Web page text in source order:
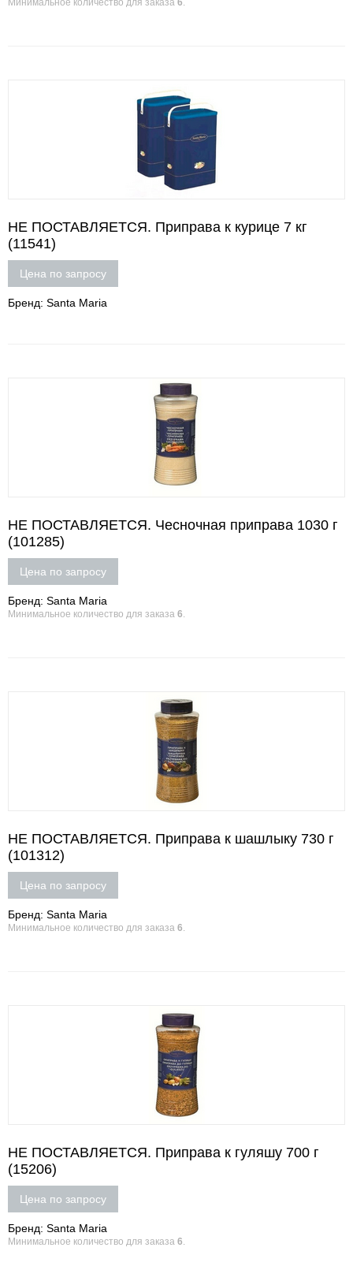
Минимальное количество для заказа 6.
НЕ ПОСТАВЛЯЕТСЯ. Приправа к курице 7 кг
(11541)
Цена по запросу
Бренд: Santa Maria
НЕ ПОСТАВЛЯЕТСЯ. Чесночная приправа 1030 г
(101285)
Цена по запросу
Бренд: Santa Maria
Минимальное количество для заказа 6.
НЕ ПОСТАВЛЯЕТСЯ. Приправа к шашлыку 730 г
(101312)
Цена по запросу
Бренд: Santa Maria
Минимальное количество для заказа 6.
НЕ ПОСТАВЛЯЕТСЯ. Приправа к гуляшу 700 г
(15206)
Цена по запросу
Бренд: Santa Maria
Минимальное количество для заказа 6.